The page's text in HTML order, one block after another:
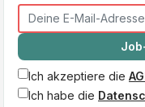
Ich akzeptiere die
Ich habe die